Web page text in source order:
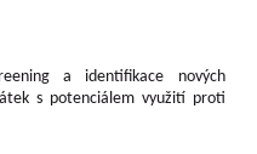
a identifikace nových
s potenciálem využití proti